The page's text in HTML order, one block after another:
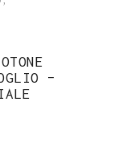
€
–